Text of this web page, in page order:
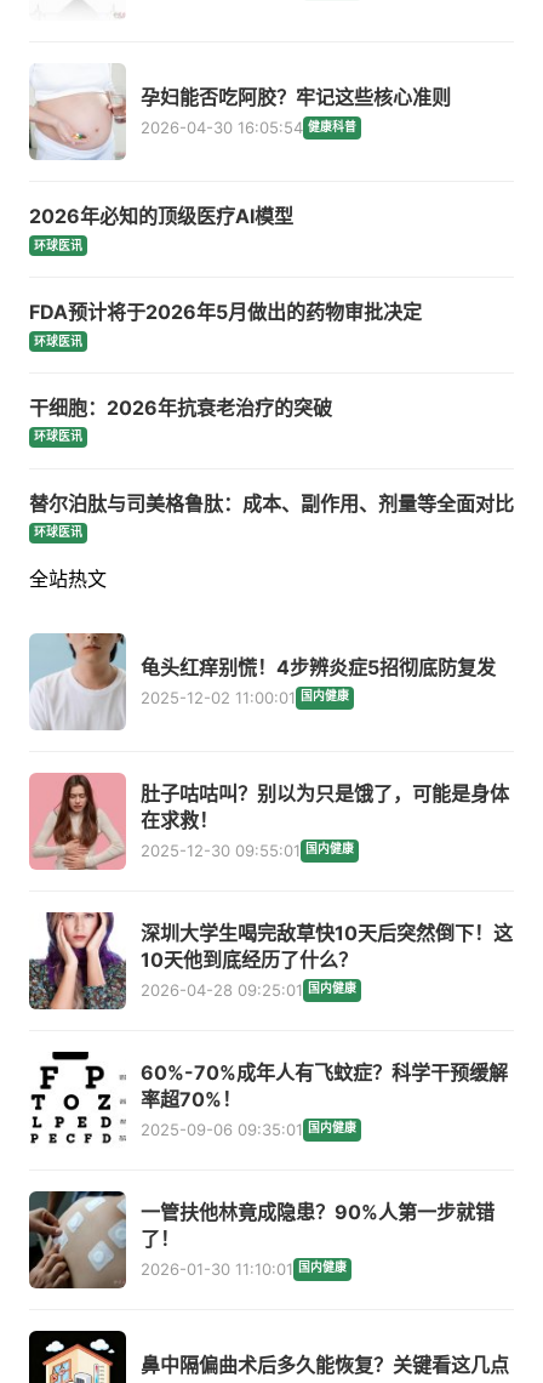
孕妇能否吃阿胶？牢记这些核心准则
2026-04-30 16:05:54 健康科普
2026年必知的顶级医疗AI模型
环球医讯
FDA预计将于2026年5月做出的药物审批决定
环球医讯
干细胞：2026年抗衰老治疗的突破
环球医讯
替尔泊肽与司美格鲁肽：成本、副作用、剂量等全面对比
环球医讯
全站热文
龟头红痒别慌！4步辨炎症5招彻底防复发
2025-12-02 11:00:01 国内健康
肚子咕咕叫？别以为只是饿了，可能是身体
在求救！
2025-12-30 09:55:01 国内健康
深圳大学生喝完敌草快10天后突然倒下！这
10天他到底经历了什么？
2026-04-28 09:25:01 国内健康
60%-70%成年人有飞蚊症？科学干预缓解
率超70%！
2025-09-06 09:35:01 国内健康
一管扶他林竟成隐患？90%人第一步就错
了！
2026-01-30 11:10:01 国内健康
鼻中隔偏曲术后多久能恢复？关键看这几点